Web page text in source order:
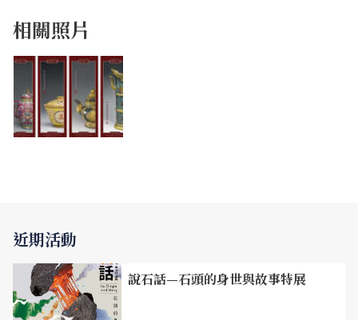
相關照片
近期活動
說石話—石頭的身世與故事特展